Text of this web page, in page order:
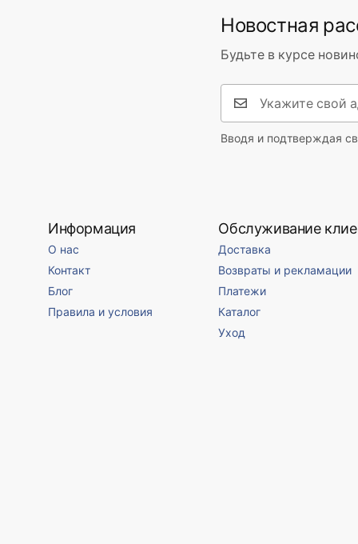
Новостная
Будьте в курсе
Вводя и подтверждая
Информация
О нас
Контакт
Блог
Правила и условия
Обслуживание
Доставка
Возвраты и рекламации
Платежи
Каталог
Уход